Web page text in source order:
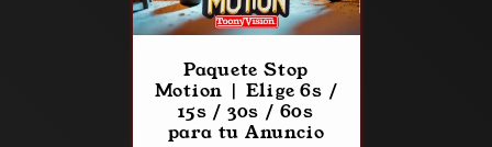
Paquete Stop
Motion | Elige 6s /
15s / 30s / 60s
para tu Anuncio